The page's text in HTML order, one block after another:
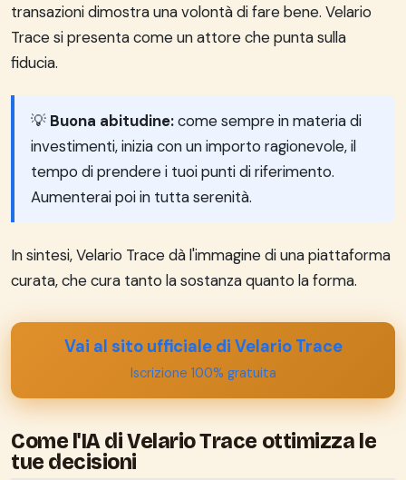
transazioni dimostra una volontà di fare bene. Velario
Trace si presenta come un attore che punta sulla
fiducia.
💡 Buona abitudine:come sempre in materia di
investimenti, inizia con un importo ragionevole, il
tempo di prendere i tuoi punti di riferimento.
Aumenterai poi in tutta serenità.
In sintesi, Velario Trace dà l'immagine di una piattaforma
curata, che cura tanto la sostanza quanto la forma.
Vai al sito ufficiale di Velario Trace
Iscrizione 100% gratuita
Come l'IA di Velario Trace ottimizza le
tue decisioni